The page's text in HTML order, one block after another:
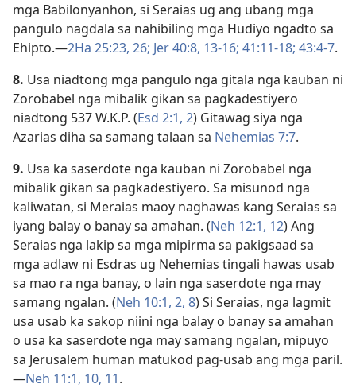
mga Babilonyanhon, si Seraias ug ang ubang mga
pangulo nagdala sa nahibiling mga Hudiyo ngadto sa
Ehipto.​—2Ha 25:​23, 26; Jer 40:​8, 13-16; 41:11-18; 43:4-7.
8. Usa niadtong mga pangulo nga gitala nga kauban ni
Zorobabel nga mibalik gikan sa pagkadestiyero
niadtong 537 W.K.P. (Esd 2:​1, 2) Gitawag siya nga
Azarias diha sa samang talaan sa Nehemias 7:7.
9. Usa ka saserdote nga kauban ni Zorobabel nga
mibalik gikan sa pagkadestiyero. Sa misunod nga
kaliwatan, si Meraias maoy naghawas kang Seraias sa
iyang balay o banay sa amahan. (Neh 12:​1, 12) Ang
Seraias nga lakip sa mga mipirma sa pakigsaad sa
mga adlaw ni Esdras ug Nehemias tingali hawas usab
sa mao ra nga banay, o lain nga saserdote nga may
samang ngalan. (Neh 10:​1, 2, 8) Si Seraias, nga lagmit
usa usab ka sakop niini nga balay o banay sa amahan
o usa ka saserdote nga may samang ngalan, mipuyo
sa Jerusalem human matukod pag-usab ang mga paril.​
—Neh 11:​1, 10, 11.